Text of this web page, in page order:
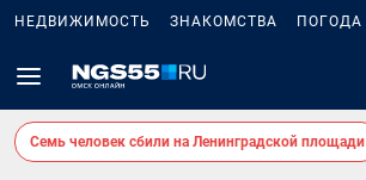
НЕДВИЖИМОСТЬ ЗНАКОМСТВА ПОГОДА
Семь человек сбили на Ленинградской площади